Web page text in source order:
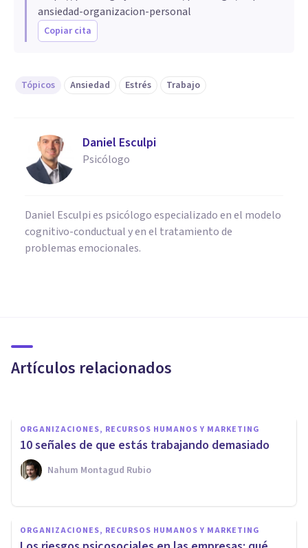
ansiedad-organizacion-personal
Copiar cita
Tópicos Ansiedad Estrés Trabajo
Daniel Esculpi
Psicólogo
Daniel Esculpi es psicólogo especializado en el modelo
cognitivo-conductual y en el tratamiento de
problemas emocionales.
Artículos relacionados
emprender
ORGANIZACIONES, RECURSOS HUMANOS Y MARKETING
10 señales de que estás trabajando demasiado
Nahum Montagud Rubio
ORGANIZACIONES, RECURSOS HUMANOS Y MARKETING
​Workaholic: causas y síntomas